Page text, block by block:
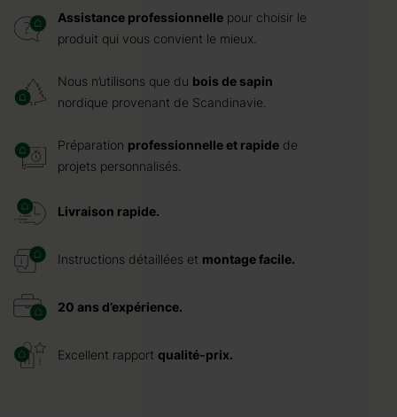
Assistance professionnelle pour choisir le
produit qui vous convient le mieux.
Nous n’utilisons que du bois de sapin
nordique provenant de Scandinavie.
Préparation professionnelle et rapide de
projets personnalisés.
Livraison rapide.
Instructions détaillées et montage facile.
20 ans d’expérience.
Excellent rapport qualité-prix.